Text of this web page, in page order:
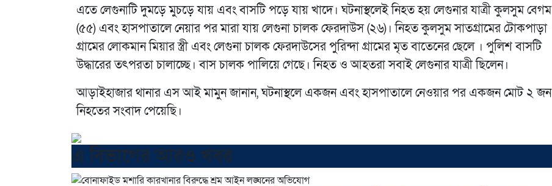
এতে লেগুনাটি দুমড়ে মুচড়ে যায় এবং বাসটি পড়ে যায় খাদে। ঘটনাস্থলেই নিহত হয় লেগুনার যাত্রী কুলসুম বেগম
(৫৫) এবং হাসপাতালে নেয়ার পর মারা যায় লেগুনা চালক ফেরদাউস (২৬)। নিহত কুলসুম সাতগ্রামের টোকপাড়া
গ্রামের লোকমান মিয়ার স্ত্রী এবং লেগুনা চালক ফেরদাউসের পুরিন্দা গ্রামের মৃত বাতেনের ছেলে । পুলিশ বাসটি
উদ্ধারের তৎপরতা চালাচ্ছে। বাস চালক পালিয়ে গেছে। নিহত ও আহতরা সবাই লেগুনার যাত্রী ছিলেন।
আড়াইহাজার থানার এস আই মামুন জানান, ঘটনাস্থলে একজন এবং হাসপাতালে নেওয়ার পর একজন মোট ২ জন
নিহতের সংবাদ পেয়েছি।
এ বিভাগের আরও খবর